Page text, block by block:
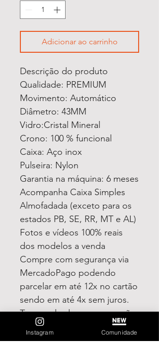
Adicionar ao carrinho
Descrição do produto
Qualidade: PREMIUM
Movimento: Automático
Diâmetro: 43MM
Vidro:Cristal Mineral
Crono: 100 % funcional
Caixa: Aço inox
Pulseira: Nylon
Garantia na máquina: 6 meses
Acompanha Caixa Simples
Almofadada (exceto para os
estados PB, SE, RR, MT e AL)
Fotos e vídeos 100% reais
dos modelos a venda
Compre com segurança via
MercadoPago podendo
parcelar em até 12x no cartão
sendo em até 4x sem juros.
Tem medo de comprar e não
gostar?
Fique tranquilo, garantimos a
Instagram Comunidade